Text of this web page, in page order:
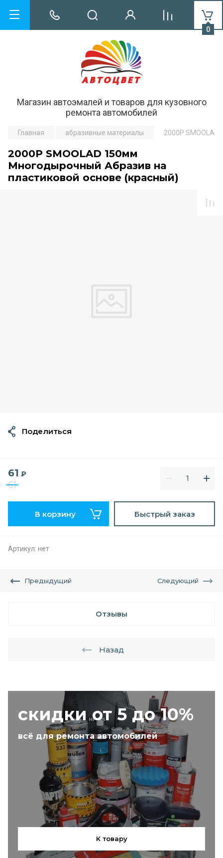
Магазин автоэмалей и товаров для кузовного
ремонта автомобилей
0
скидки от 5 до 10%
всё для ремонта автомобилей
К товару
Главная абразивные материалы 2000Р
2000Р SMOOLAD 150мм
Многодырочный Абразив на
пластиковой основе (красный)
61 ₽
61
В корзину Быстрый заказ
Артикул: нет
Поделиться
Предыдущий Следующий
Отзывы
Назад